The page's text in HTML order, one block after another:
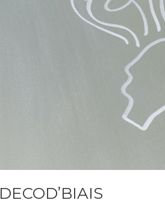
DECOD’BIAIS